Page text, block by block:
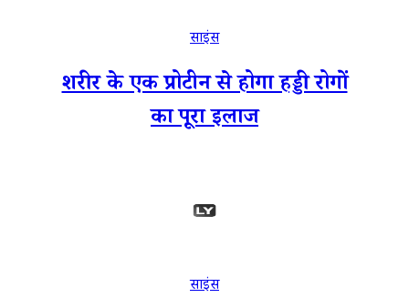
साइंस
शरीर के एक प्रोटीन से होगा हड्डी रोगों
का पूरा इलाज
साइंस